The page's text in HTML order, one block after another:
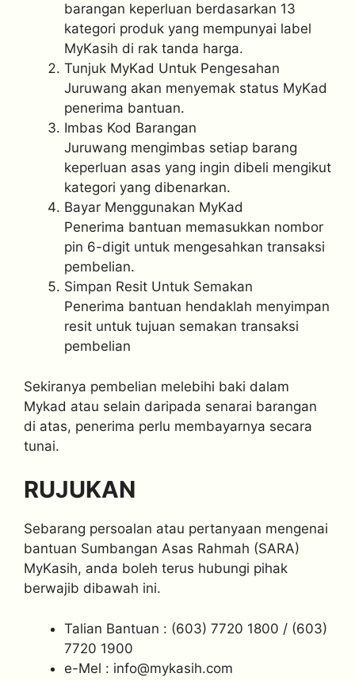
barangan keperluan berdasarkan 13
kategori produk yang mempunyai label
MyKasih di rak tanda harga.
Tunjuk MyKad Untuk Pengesahan
Juruwang akan menyemak status MyKad
penerima bantuan.
Imbas Kod Barangan
Juruwang mengimbas setiap barang
keperluan asas yang ingin dibeli mengikut
kategori yang dibenarkan.
Bayar Menggunakan MyKad
Penerima bantuan memasukkan nombor
pin 6-digit untuk mengesahkan transaksi
pembelian.
Simpan Resit Untuk Semakan
Penerima bantuan hendaklah menyimpan
resit untuk tujuan semakan transaksi
pembelian
Sekiranya pembelian melebihi baki dalam
Mykad atau selain daripada senarai barangan
di atas, penerima perlu membayarnya secara
tunai.
RUJUKAN
Sebarang persoalan atau pertanyaan mengenai
bantuan Sumbangan Asas Rahmah (SARA)
MyKasih, anda boleh terus hubungi pihak
berwajib dibawah ini.
Talian Bantuan : (603) 7720 1800 / (603)
7720 1900
e-Mel : info@mykasih.com